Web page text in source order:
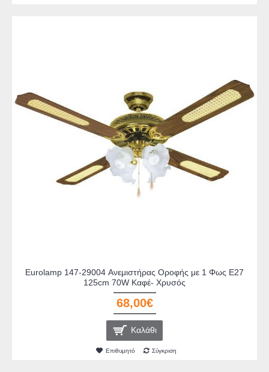
Eurolamp 147-29004 Ανεμιστήρας Οροφής με 1 Φως E27
125cm 70W Καφέ- Χρυσός
68,00€
Καλάθι
Επιθυμητό Σύγκριση